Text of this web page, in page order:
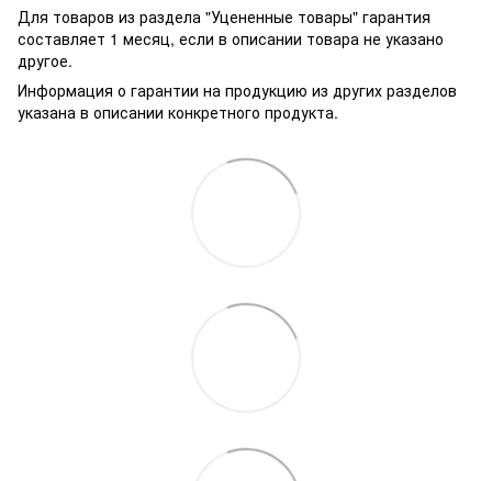
Для товаров из раздела "Уцененные товары" гарантия
составляет 1 месяц, если в описании товара не указано
другое.
Информация о гарантии на продукцию из других разделов
указана в описании конкретного продукта.